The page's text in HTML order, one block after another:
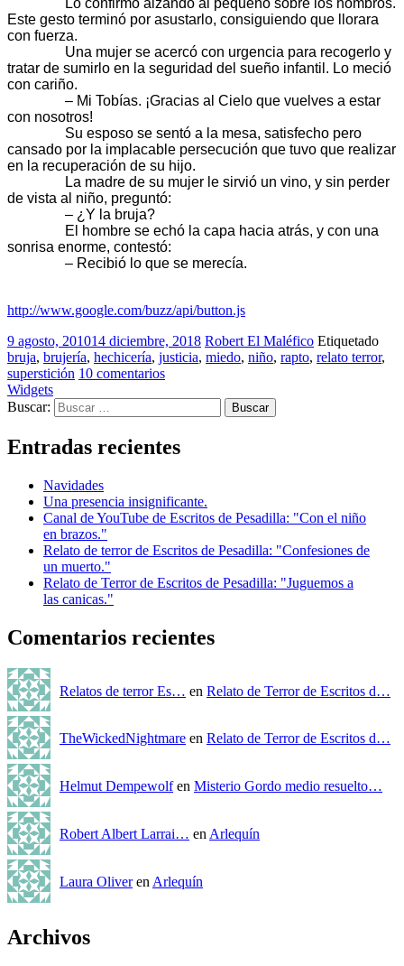
Lo confirmó alzando al pequeño sobre los hombros.
Este gesto terminó por asustarlo, consiguiendo que llorara
con fuerza.
Una mujer se acercó con urgencia para recogerlo y
tratar de sumirlo en la seguridad del sueño infantil. Lo meció
con cariño.
– Mi Tobías. ¡Gracias al Cielo que vuelves a estar
con nosotros!
Su esposo se sentó a la mesa, satisfecho pero
cansado por la implacable persecución que tuvo que realizar
en la recuperación de su hijo.
La madre de su mujer le sirvió un vino, y sin perder
de vista al niño, preguntó:
– ¿Y la bruja?
El hombre se echó la capa hacia atrás, y con una
sonrisa enorme, contestó:
– Recibió lo que se merecía.
http://www.google.com/buzz/api/button.js
9 agosto, 201014 diciembre, 2018 Robert El Maléfico Etiquetado
bruja, brujería, hechicería, justicia, miedo, niño, rapto, relato terror,
superstición 10 comentarios
Widgets
Buscar:
Entradas recientes
Navidades
Una presencia insignificante.
Canal de YouTube de Escritos de Pesadilla: "Con el niño
en brazos."
Relato de terror de Escritos de Pesadilla: "Confesiones de
un muerto."
Relato de Terror de Escritos de Pesadilla: "Juguemos a
las canicas."
Comentarios recientes
Relatos de terror Es… en Relato de Terror de Escritos d…
TheWickedNightmare en Relato de Terror de Escritos d…
Helmut Dempewolfen Misterio Gordo medio resuelto…
Robert Albert Larrai… en Arlequín
Laura Oliveren Arlequín
Archivos